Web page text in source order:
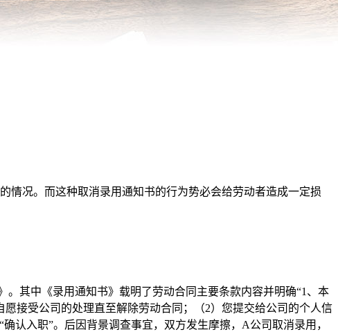
情况。而这种取消录用通知书的行为势必会给劳动者造成一定损
其中《录用通知书》载明了劳动合同主要条款内容并明确“1、本
接受公司的处理直至解除劳动合同；（2）您提交给公司的个人信
认入职”。后因背景调查事宜，双方发生摩擦，A公司取消录用，